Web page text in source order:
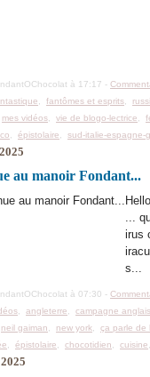
à 17:17 -
,fantômes et esprits
mes vidéos ,vie de blogo-lectrice ,
,épistolaire ,sud-italie-espagne-
au manoir Fondant...
...
irus
s...
à 07:30 -
,angleterre ,campagne
neil gaiman new york ,ça parle de
,épistolaire ,chocotidien ,cuisine